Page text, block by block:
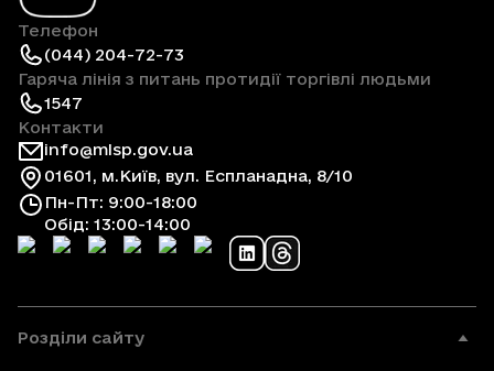
Телефон
(044) 204-72-73
Гаряча лінія з питань протидії торгівлі людьми
1547
Контакти
info@mlsp.gov.ua
01601, м.Київ, вул. Еспланадна, 8/10
Пн-Пт: 9:00-18:00
Обід: 13:00-14:00
Розділи сайту